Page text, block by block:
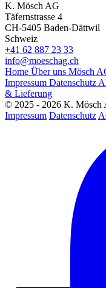
K. Mösch AG
Täfernstrasse 4
CH-5405 Baden-Dättwil
Schweiz
+41 62 887 23 33
info@moeschag.ch
Home Über uns Mösch
Impressum Datenschutz
& Lieferung
© 2025 - 2026 K. Mösch
Impressum Datenschutz